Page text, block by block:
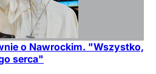
o Nawrockim. "Wszystko,
serca"